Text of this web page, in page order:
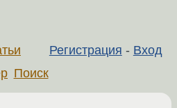
Регистрация - Вход
Поиск